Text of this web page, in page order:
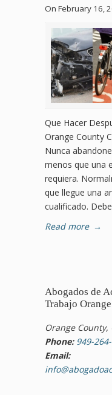
On February 16,
Que Hacer
Orange County
Nunca
menos que una
requiera.
que llegue una
cualificado.
Read more →
Abogados de
Trabajo
Orange County,
Phone: 949-
Email: